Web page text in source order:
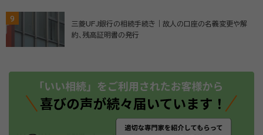
9
三菱UFJ銀行の相続手続き｜故人の口座の名義変更や解
約、残高証明書の発行